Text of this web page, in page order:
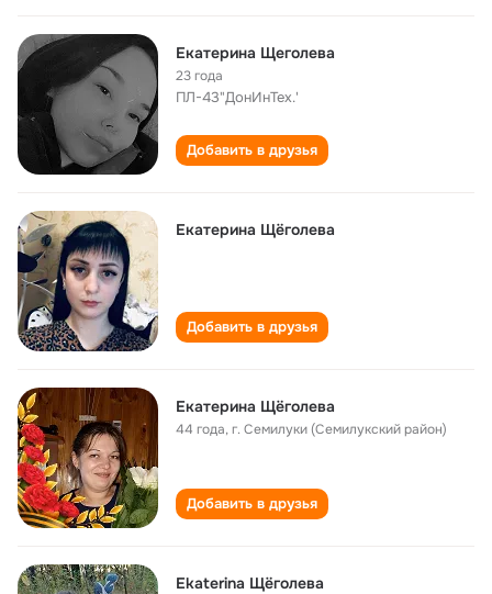
Екатерина Щеголева
23 года
ПЛ-43"ДонИнТех.'
Добавить в друзья
Екатерина Щёголева
Добавить в друзья
Екатерина Щёголева
44 года,г. Семилуки (Семилукский район)
Добавить в друзья
Ekaterina Щёголева